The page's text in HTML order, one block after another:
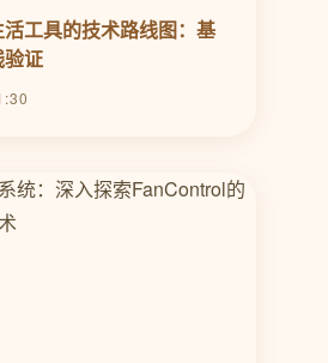
工具的技术路线图：基
证